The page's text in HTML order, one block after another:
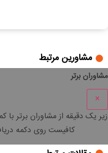
مشاورین مرتبط
مشاوران برتر
×
زیر یک دقیقه از مشاوران برتر با
کافیست روی دکمه